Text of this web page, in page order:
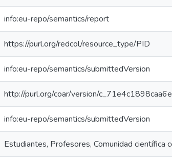
info:eu-repo/semantics/report
https://purl.org/redcol/resource_type/PID
info:eu-repo/semantics/submittedVersion
http://purl.org/coar/version/
info:eu-repo/semantics/submittedVersion
Estudiantes, Profesores, Comunidad científica